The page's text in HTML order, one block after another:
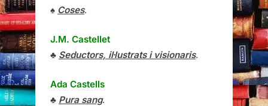
♠ Coses.
J.M. Castellet
♣ Seductors, il·lustrats i visionaris.
Ada Castells
♣ Pura sang.